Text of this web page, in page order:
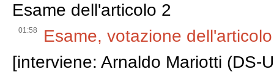
Esame dell'articolo 2
01:58
Esame, votazione
[interviene: Arnaldo Mariotti (DS-